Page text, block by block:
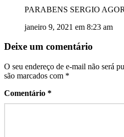
PARABENS SERGIO
janeiro 9, 2021 em 8:23 am
Deixe um comentário
O seu endereço de e-mail não será
são marcados com *
Comentário *